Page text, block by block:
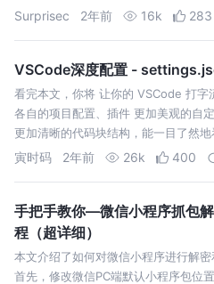
组件库antd实现，因为我们项目存在多
Surprisec 2年前 16k 283
VSCode深度配置 -
看完本文，你将 让你的 VSCode 打字
各自的项目配置、插件 更加美观的自
更加清晰的代码块结构，能一目了然
寅时码 2年前 26k 400
手把手教你—微信小程序抓包
程（超详细）
本文介绍了如何对微信小程序进行解密
首先，修改微信PC端默认小程序包位